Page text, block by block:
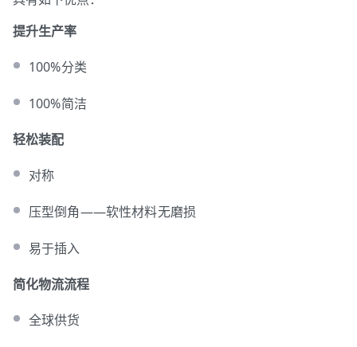
提升生产率
100%分类
100%简洁
轻松装配
对称
压型倒角——软性材料无磨损
易于插入
简化物流流程
全球供货